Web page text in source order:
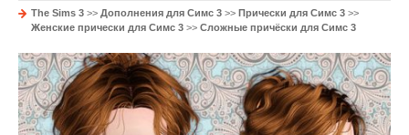
The Sims 3 >> Дополнения для Симс 3 >> Прически для Симс 3 >>
Женские прически для Симс 3 >> Сложные причёски для Симс 3